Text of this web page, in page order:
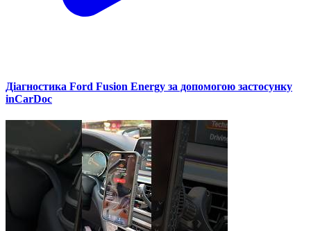
Діагностика Ford Fusion Energy за допомогою застосунку
inCarDoc